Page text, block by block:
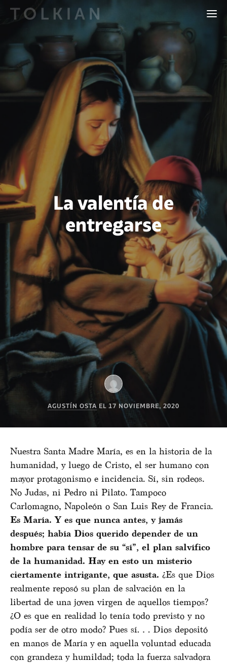
La valentía de
entregarse
AGUSTÍN OSTA EL 17 NOVIEMBRE, 2020
Nuestra Santa Madre María, es en la historia de la
humanidad, y luego de Cristo, el ser humano con
mayor protagonismo e incidencia. Sí, sin rodeos.
No Judas, ni Pedro ni Pilato. Tampoco
Carlomagno, Napoleón o San Luis Rey de Francia.
Es María. Y es que nunca antes, y jamás
después; había Dios querido depender de un
hombre para tensar de su “sí”, el plan salvífico
de la humanidad. Hay en esto un misterio
ciertamente intrigante, que asusta. ¿Es que Dios
realmente reposó su plan de salvación en la
libertad de una joven virgen de aquellos tiempos?
¿O es que en realidad lo tenía todo previsto y no
podía ser de otro modo? Pues sí… Dios depositó
en manos de María y en aquella voluntad educada
con grandeza y humildad; toda la fuerza salvadora